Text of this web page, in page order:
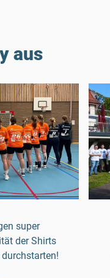
aus
super
der Shirts